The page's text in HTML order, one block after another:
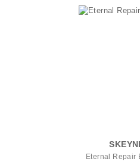
Eternal Repair